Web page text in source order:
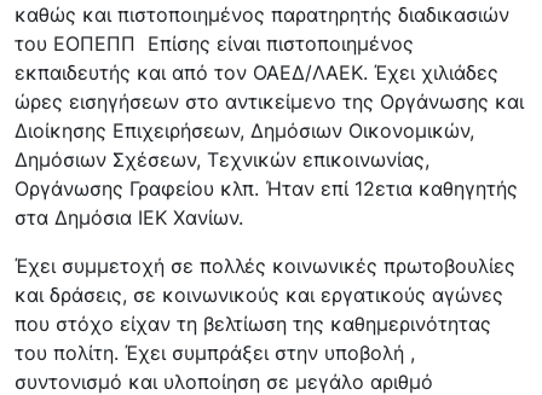
καθώς και πιστοποιημένος παρατηρητής διαδικασιών
του ΕΟΠΕΠΠ Επίσης είναι πιστοποιημένος
εκπαιδευτής και από τον ΟΑΕΔ/ΛΑΕΚ. Έχει χιλιάδες
ώρες εισηγήσεων στο αντικείμενο της Οργάνωσης και
Διοίκησης Επιχειρήσεων, Δημόσιων Οικονομικών,
Δημόσιων Σχέσεων, Τεχνικών επικοινωνίας,
Οργάνωσης Γραφείου κλπ. Ήταν επί 12ετια καθηγητής
στα Δημόσια ΙΕΚ Χανίων.
Έχει συμμετοχή σε πολλές κοινωνικές πρωτοβουλίες
και δράσεις, σε κοινωνικούς και εργατικούς αγώνες
που στόχο είχαν τη βελτίωση της καθημερινότητας
του πολίτη. Έχει συμπράξει στην υποβολή ,
συντονισμό και υλοποίηση σε μεγάλο αριθμό